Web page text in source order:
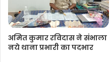
अमित कुमार रविदास ने संभाला
नये थाना प्रभारी का पदभार